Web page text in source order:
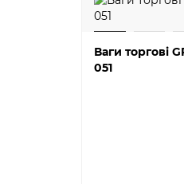
Ваги торгові
051